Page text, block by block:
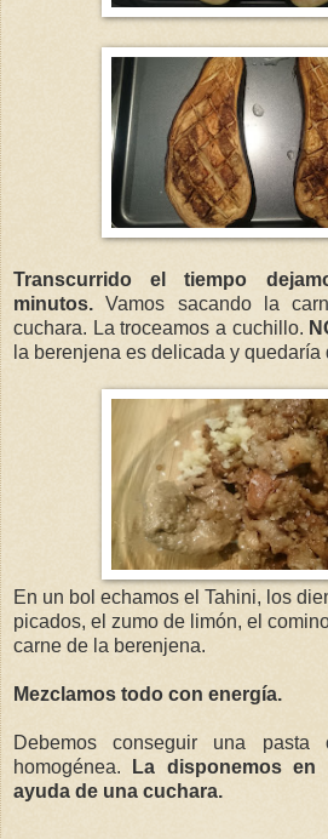
Transcurrido el tiempo
minutos.Vamos sacando la
cuchara. La troceamos a cuchillo.
la berenjena es delicada y
En un bol echamos el Tahini, los
picados, el zumo de limón, el
carne de la berenjena.
Mezclamos todo con energía.
Debemos conseguir una pasta
homogénea.
La disponemos
ayuda de una cuchara.